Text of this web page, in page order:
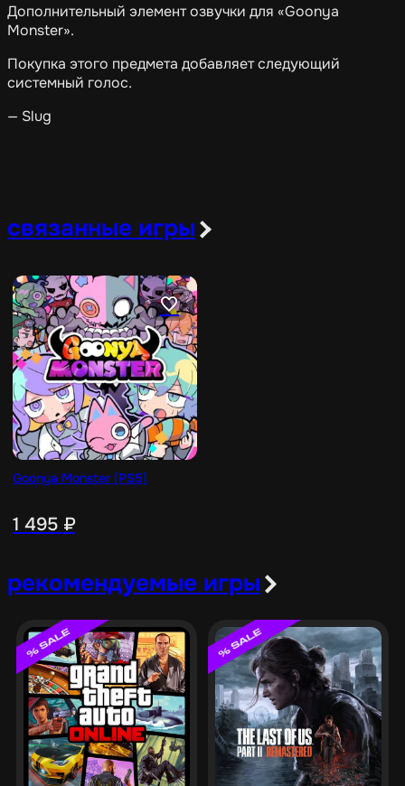
Дополнительный элемент озвучки для «Goonya
Monster».
Покупка этого предмета добавляет следующий
системный голос.
— Slug
связанные игры
Goonya Monster [PS5]
1 495 ₽
рекомендуемые игры